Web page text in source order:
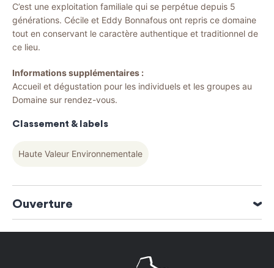
C’est une exploitation familiale qui se perpétue depuis 5
générations. Cécile et Eddy Bonnafous ont repris ce domaine
tout en conservant le caractère authentique et traditionnel de
ce lieu.
Informations supplémentaires :
Accueil et dégustation pour les individuels et les groupes au
Domaine sur rendez-vous.
Classement & labels
Haute Valeur Environnementale
Ouverture